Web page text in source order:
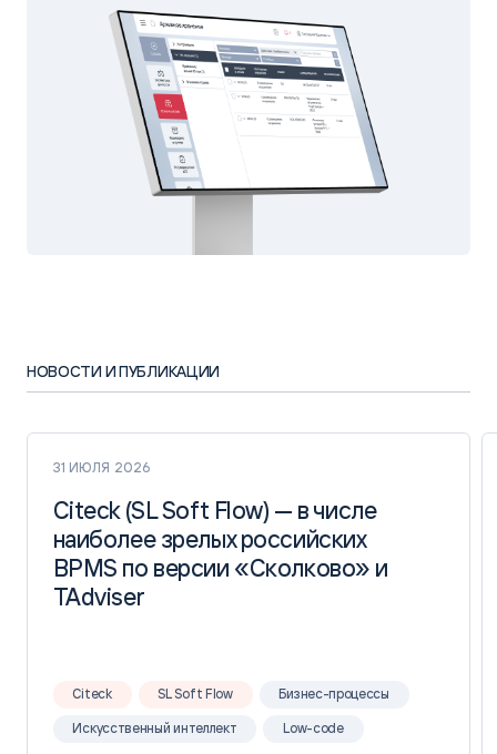
НОВОСТИ И ПУБЛИКАЦИИ
31 ИЮЛЯ 2026
Citeck (SL Soft Flow) — в числе
наиболее зрелых российских
BPMS по версии «Сколково» и
TAdviser
Citeck (SL Soft Flow) — в числе
наиболее зрелых российских
BPMS по версии «Сколково» и
TAdviser
Citeck SL Soft Flow Бизнес-процессы
Искусственный интеллект Low-code